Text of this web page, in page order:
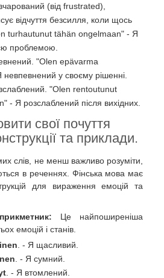
(від frustrated),
відчуття безсилля, коли щось
turhautunut tähän ongelmaan" - Я
проблемою.
"Olen epävarma
у своєму рішенні.
"Olen rentoutunut
- Я розслаблений після вихідних.
свої почуття
та приклади.
слів, не менш важливо розуміти,
в реченнях. Фінська мова має
для вираження емоцій та
Це найпоширеніша
емоцій і станів.
. - Я щасливий.
. - Я сумний.
. - Я втомлений.